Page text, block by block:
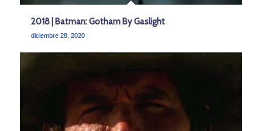
2018 | Batman: Gotham By Gaslight
diciembre 28, 2020